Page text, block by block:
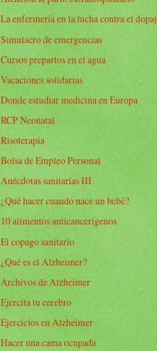
La enfermería en la lucha contra el
Simulacro de emergencias
Cursos prepartos en el agua
Vacaciones solidarias
Donde estudiar medicina en Europa
RCP Neonatal
Risoterapia
Bolsa de Empleo Personal
Anécdotas sanitarias III
¿Qué hacer cuando nace un bebé?
10 alimentos anticancerígenos
El copago sanitario
¿Qué es el Alzheimer?
Archivos de Alzheimer
Ejercita tu cerebro
Ejercicios en Alzheimer
Hacer una cama ocupada